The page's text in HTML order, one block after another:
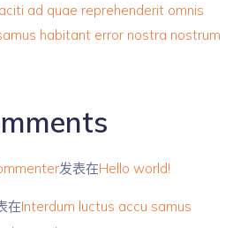
ad quae reprehenderit omnis
habitant error nostra nostrum
发表在Hello world!
在Interdum luctus accu samus